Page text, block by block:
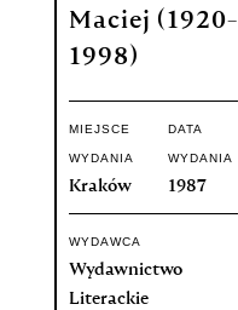
Maciej (1920-
1998)
MIEJSCE
WYDANIA
Kraków
DATA
WYDANIA
1987
WYDAWCA
Wydawnictwo
Literackie